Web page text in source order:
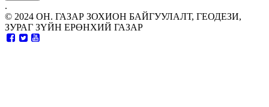
.
© 2024 ОН. ГАЗАР ЗОХИОН БАЙГУУЛАЛТ, ГЕОДЕЗИ,
ЗУРАГ ЗҮЙН ЕРӨНХИЙ ГАЗАР